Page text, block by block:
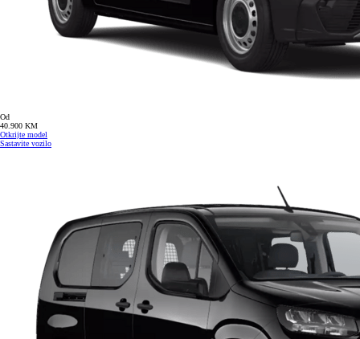
Od
40.900 KM
Otkrijte model
Sastavite vozilo